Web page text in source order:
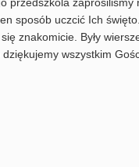
sposób uczcić Ich
się znakomicie. Były
dziękujemy wszystkim